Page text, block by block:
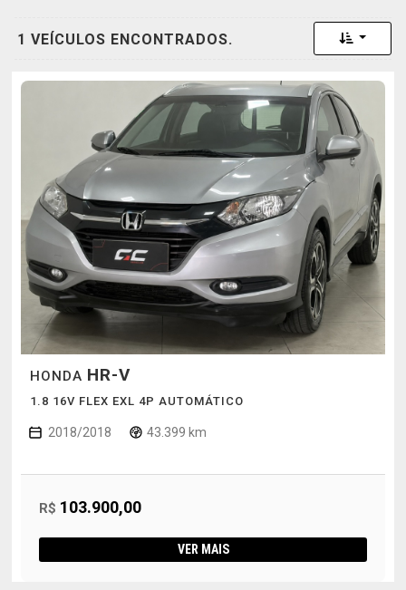
1 VEÍCULOS ENCONTRADOS. Toggle
HONDA HR-V
1.8 16V FLEX EXL 4P AUTOMÁTICO
2018/2018 43.399 km
R$ 103.900,00
VER MAIS